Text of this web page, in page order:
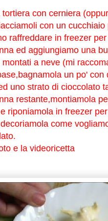
con cerniera
con un
raffreddare in freezer
ed aggiungiamo una
a neve (mi
un po'
uno strato di cioccolato
restante,montiamola
riponiamola in freezer
come
e la videoricetta